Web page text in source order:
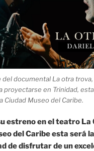
del documental La otra
proyectarse en Trinidad,
Ciudad Museo del Caribe.
estreno en el teatro La
del Caribe esta será
de disfrutar de un